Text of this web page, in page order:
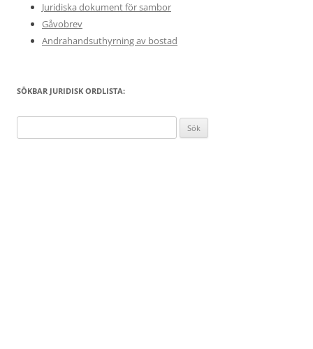
Juridiska dokument för sambor
Gåvobrev
Andrahandsuthyrning av bostad
SÖKBAR JURIDISK ORDLISTA:
efter: